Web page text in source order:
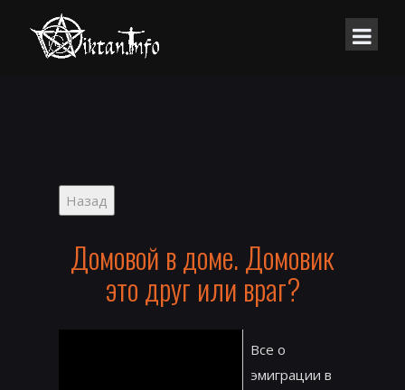
Домовой в доме. Домовик
это друг или враг?
Все о
эмиграции в